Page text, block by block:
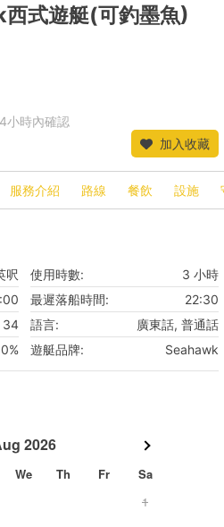
式遊艇(可釣墨魚)
小時內確認
加入收藏
服務介紹 路線 餐飲 設施
呎 使用時數:
3 小時
最遲落船時間:
22:30
34 語言:
廣東話, 普通話
遊艇品牌: Seahawk
2026
We Th Fr
Sa
1